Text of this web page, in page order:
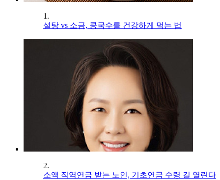
1.
설탕 vs 소금, 콩국수를 건강하게 먹는 법
2.
소액 직역연금 받는 노인, 기초연금 수령 길 열린다